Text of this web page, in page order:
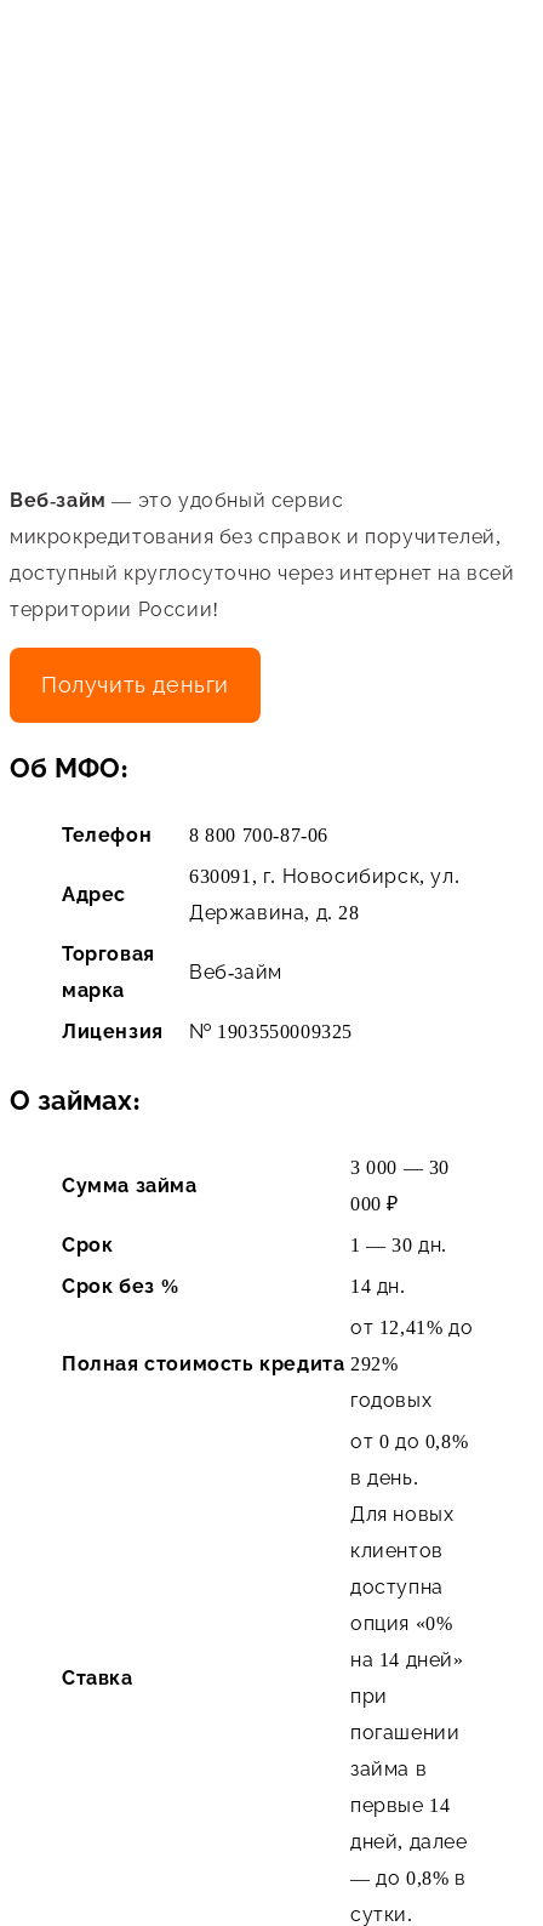
Веб-займ — это удобный сервис
микрокредитования без справок и поручителей,
доступный круглосуточно через интернет на всей
территории России!
Получить деньги
Об МФО:
Телефон 8 800 700-87-06
Адрес
630091, г. Новосибирск, ул.
Державина, д. 28
Торговая
марка
Веб-займ
Лицензия № 1903550009325
О займах:
Сумма займа
3 000 — 30
000 ₽
Срок
1 — 30 дн.
Срок без %
14 дн.
Полная стоимость кредита
от 12,41% до
292%
годовых
Ставка
от 0 до 0,8%
в день.
Для новых
клиентов
доступна
опция «0%
на 14 дней»
при
погашении
займа в
первые 14
дней, далее
— до 0,8% в
сутки.